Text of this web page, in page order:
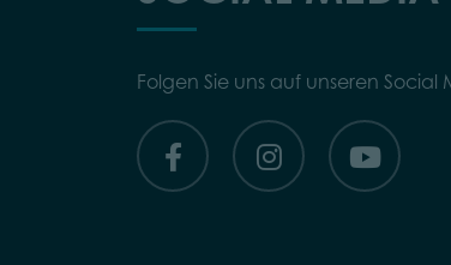
Folgen Sie uns auf unseren Social